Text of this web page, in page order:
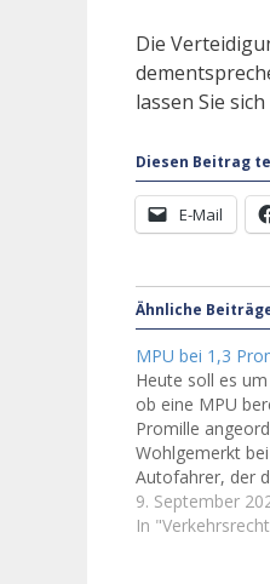
Die
lassen Sie
Diesen Beitrag
E-Mail
Ähnliche
MPU bei 1,3
Heute soll es
ob eine MPU
Promille
Wohlgemerkt
Autofahrer, der
Tat begangen
leider: Ja, das
9. September
In